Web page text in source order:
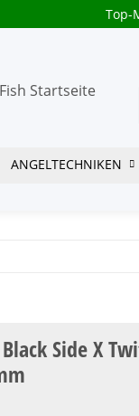
Top-
ANGELTECHNIKEN
Side X